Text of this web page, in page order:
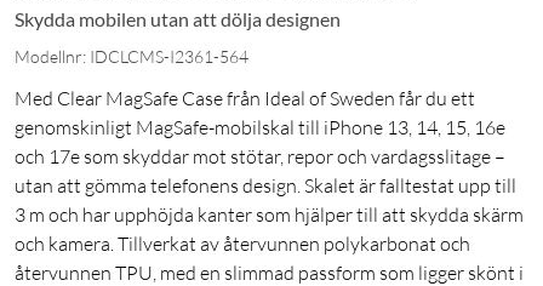
Skydda mobilen utan att dölja designen
Modellnr: IDCLCMS-I2361-564
Med Clear MagSafe Case från Ideal of Sweden får du ett
genomskinligt MagSafe-mobilskal till iPhone 13, 14, 15, 16e
och 17e som skyddar mot stötar, repor och vardagsslitage –
utan att gömma telefonens design. Skalet är falltestat upp till
3 m och har upphöjda kanter som hjälper till att skydda skärm
och kamera. Tillverkat av återvunnen polykarbonat och
återvunnen TPU, med en slimmad passform som ligger skönt i